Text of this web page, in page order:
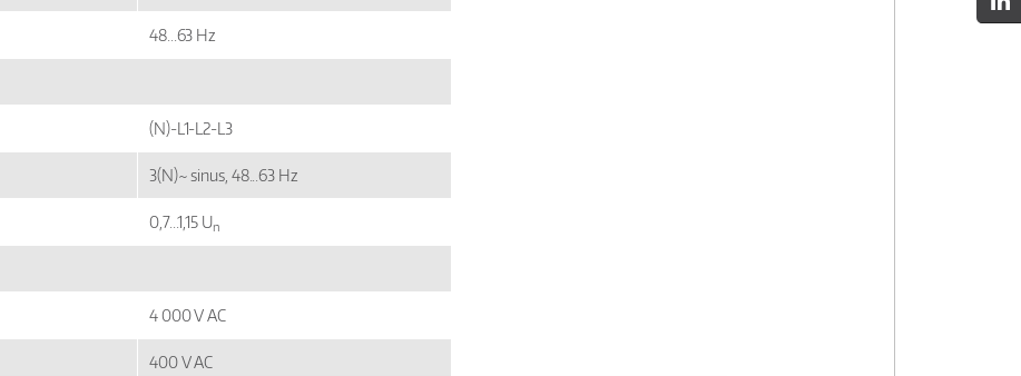
48...63 Hz
(N)-L1-L2-L3
3(N)~ sinus, 48...63 Hz
0,7...1,15 Un
4 000 V AC
400 V AC